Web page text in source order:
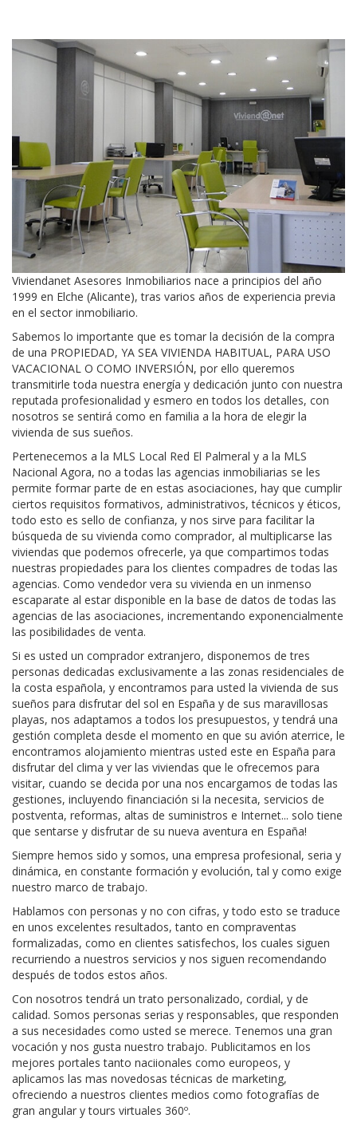
Viviendanet Asesores Inmobiliarios nace a principios del año
1999 en Elche (Alicante), tras varios años de experiencia previa
en el sector inmobiliario.
Sabemos lo importante que es tomar la decisión de la compra
de una PROPIEDAD, YA SEA VIVIENDA HABITUAL, PARA USO
VACACIONAL O COMO INVERSIÓN, por ello queremos
transmitirle toda nuestra energía y dedicación junto con nuestra
reputada profesionalidad y esmero en todos los detalles, con
nosotros se sentirá como en familia a la hora de elegir la
vivienda de sus sueños.
Pertenecemos a la MLS Local Red El Palmeral y a la MLS
Nacional Agora, no a todas las agencias inmobiliarias se les
permite formar parte de en estas asociaciones, hay que cumplir
ciertos requisitos formativos, administrativos, técnicos y éticos,
todo esto es sello de confianza, y nos sirve para facilitar la
búsqueda de su vivienda como comprador, al multiplicarse las
viviendas que podemos ofrecerle, ya que compartimos todas
nuestras propiedades para los clientes compadres de todas las
agencias. Como vendedor vera su vivienda en un inmenso
escaparate al estar disponible en la base de datos de todas las
agencias de las asociaciones, incrementando exponencialmente
las posibilidades de venta.
Si es usted un comprador extranjero, disponemos de tres
personas dedicadas exclusivamente a las zonas residenciales de
la costa española, y encontramos para usted la vivienda de sus
sueños para disfrutar del sol en España y de sus maravillosas
playas, nos adaptamos a todos los presupuestos, y tendrá una
gestión completa desde el momento en que su avión aterrice, le
encontramos alojamiento mientras usted este en España para
disfrutar del clima y ver las viviendas que le ofrecemos para
visitar, cuando se decida por una nos encargamos de todas las
gestiones, incluyendo financiación si la necesita, servicios de
postventa, reformas, altas de suministros e Internet... solo tiene
que sentarse y disfrutar de su nueva aventura en España!
Siempre hemos sido y somos, una empresa profesional, seria y
dinámica, en constante formación y evolución, tal y como exige
nuestro marco de trabajo.
Hablamos con personas y no con cifras, y todo esto se traduce
en unos excelentes resultados, tanto en compraventas
formalizadas, como en clientes satisfechos, los cuales siguen
recurriendo a nuestros servicios y nos siguen recomendando
después de todos estos años.
Con nosotros tendrá un trato personalizado, cordial, y de
calidad. Somos personas serias y responsables, que responden
a sus necesidades como usted se merece. Tenemos una gran
vocación y nos gusta nuestro trabajo. Publicitamos en los
mejores portales tanto naciionales como europeos, y
aplicamos las mas novedosas técnicas de marketing,
ofreciendo a nuestros clientes medios como fotografías de
gran angular y tours virtuales 360º.